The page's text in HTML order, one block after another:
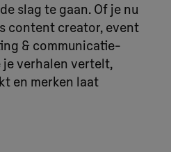
slag te gaan. Of je nu
content creator, event
& communicatie-
verhalen vertelt,
en merken laat